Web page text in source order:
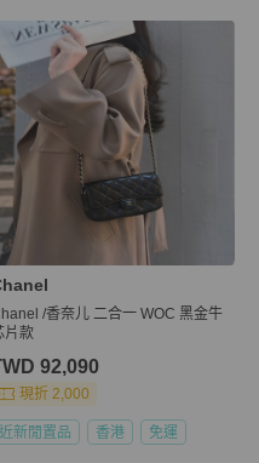
/香奈儿 二合一 WOC 黑金牛
片款
92,090
現折 2,000
近新閒置品 香港 免運